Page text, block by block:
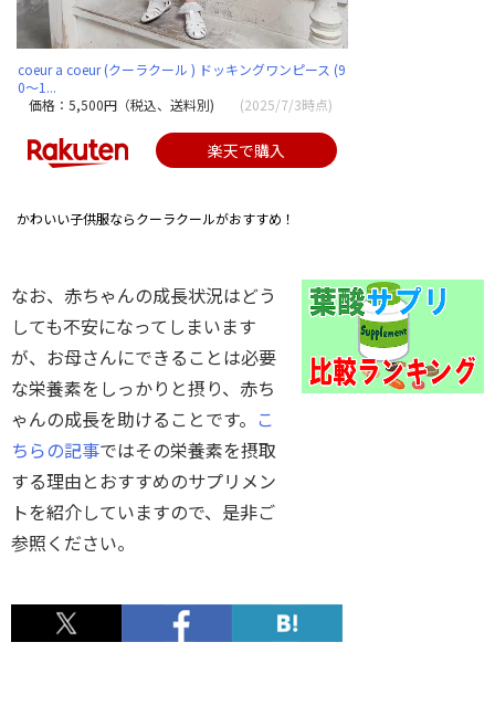
coeur a coeur (クーラクール ) ドッキングワンピース (9
0〜1...
価格：5,500円（税込、送料別)
(2025/7/3時点)
楽天で購入
かわいい子供服ならクーラクールがおすすめ！
なお、赤ちゃんの成長状況はどう
しても不安になってしまいます
が、お母さんにできることは必要
な栄養素をしっかりと摂り、赤ち
ゃんの成長を助けることです。 こ
ちらの記事ではその栄養素を摂取
する理由とおすすめのサプリメン
トを紹介していますので、是非ご
参照ください。